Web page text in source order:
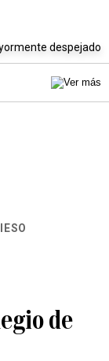
despejado
de